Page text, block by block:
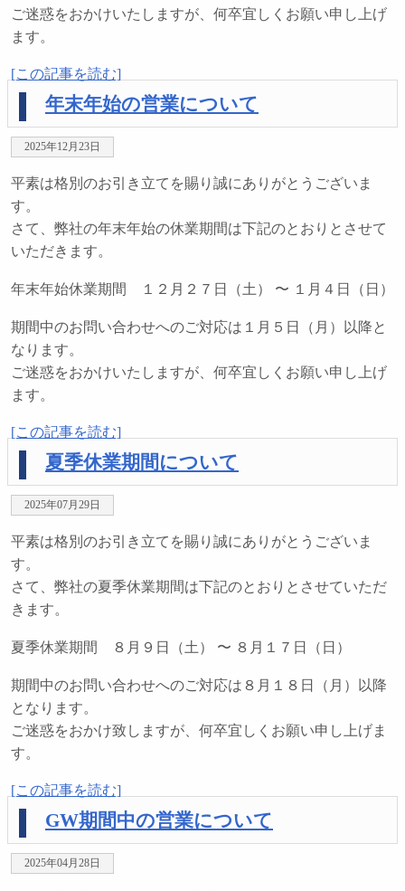
ご迷惑をおかけいたしますが、何卒宜しくお願い申し上げ
ます。
[この記事を読む]
年末年始の営業について
2025年12月23日
平素は格別のお引き立てを賜り誠にありがとうございま
す。
さて、弊社の年末年始の休業期間は下記のとおりとさせて
いただきます。
年末年始休業期間 １２月２７日（土） 〜 １月４日（日）
期間中のお問い合わせへのご対応は１月５日（月）以降と
なります。
ご迷惑をおかけいたしますが、何卒宜しくお願い申し上げ
ます。
[この記事を読む]
夏季休業期間について
2025年07月29日
平素は格別のお引き立てを賜り誠にありがとうございま
す。
さて、弊社の夏季休業期間は下記のとおりとさせていただ
きます。
夏季休業期間 ８月９日（土） 〜 ８月１７日（日）
期間中のお問い合わせへのご対応は８月１８日（月）以降
となります。
ご迷惑をおかけ致しますが、何卒宜しくお願い申し上げま
す。
[この記事を読む]
GW期間中の営業について
2025年04月28日